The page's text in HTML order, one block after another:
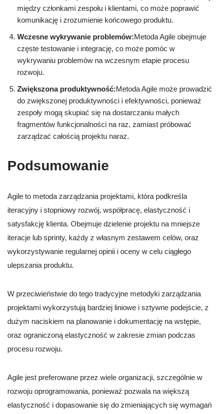
między członkami zespołu i klientami, co może poprawić
komunikację i zrozumienie końcowego produktu.
Wczesne wykrywanie problemów:Metoda Agile obejmuje
częste testowanie i integrację, co może pomóc w
wykrywaniu problemów na wczesnym etapie procesu
rozwoju.
Zwiększona produktywność:Metoda Agile może prowadzić
do zwiększonej produktywności i efektywności, ponieważ
zespoły mogą skupiać się na dostarczaniu małych
fragmentów funkcjonalności na raz, zamiast próbować
zarządzać całością projektu naraz.
Podsumowanie
Agile to metoda zarządzania projektami, która podkreśla
iteracyjny i stopniowy rozwój, współpracę, elastyczność i
satysfakcję klienta. Obejmuje dzielenie projektu na mniejsze
iteracje lub sprinty, każdy z własnym zestawem celów, oraz
wykorzystywanie regularnej opinii i oceny w celu ciągłego
ulepszania produktu.
W przeciwieństwie do tego tradycyjne metodyki zarządzania
projektami wykorzystują bardziej liniowe i sztywne podejście, z
dużym naciskiem na planowanie i dokumentację na wstępie,
oraz ograniczoną elastyczność w zakresie zmian podczas
procesu rozwoju.
Agile jest preferowane przez wiele organizacji, szczególnie w
rozwoju oprogramowania, ponieważ pozwala na większą
elastyczność i dopasowanie się do zmieniających się wymagań